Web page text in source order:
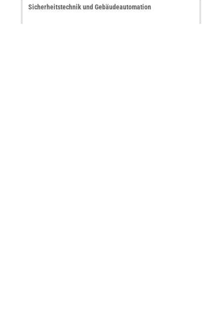
Sicherheitstechnik und Gebäudeautomation